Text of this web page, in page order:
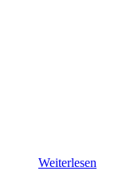
Weiterlesen